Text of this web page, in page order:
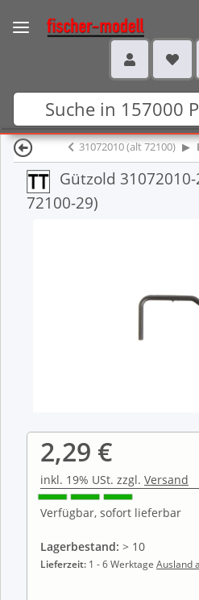
31072010 (alt 72100)
Gützold
72100-29)
2,29 €
inkl. 19% USt. zzgl. Versand
Verfügbar, sofort lieferbar
Lagerbestand: > 10
Lieferzeit: 1 - 6 Werktage Ausland